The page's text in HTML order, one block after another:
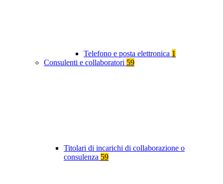
Telefono e posta elettronica 1
Consulenti e collaboratori 59
Titolari di incarichi di collaborazione o
consulenza 59